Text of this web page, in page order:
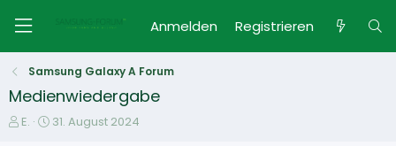
Anmelden Registrieren
Samsung Galaxy A Forum
Medienwiedergabe
E
E.
E
31. August 2024